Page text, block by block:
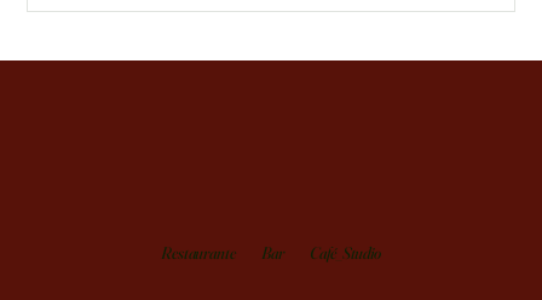
Restaurante Bar Café_Studio